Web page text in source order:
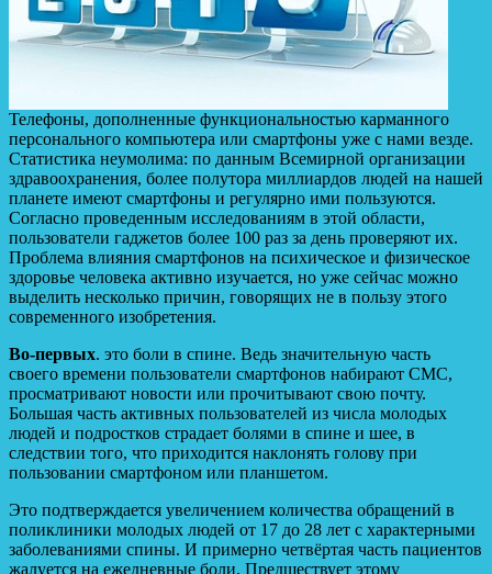
Телефоны, дополненные функциональностью карманного
персонального компьютера или смартфоны уже с нами везде.
Статистика неумолима: по данным Всемирной организации
здравоохранения, более полутора миллиардов людей на нашей
планете имеют смартфоны и регулярно ими пользуются.
Согласно проведенным исследованиям в этой области,
пользователи гаджетов более 100 раз за день проверяют их.
Проблема влияния смартфонов на психическое и физическое
здоровье человека активно изучается, но уже сейчас можно
выделить несколько причин, говорящих не в пользу этого
современного изобретения.
Во-первых. это боли в спине. Ведь значительную часть
своего времени пользователи смартфонов набирают СМС,
просматривают новости или прочитывают свою почту.
Большая часть активных пользователей из числа молодых
людей и подростков страдает болями в спине и шее, в
следствии того, что приходится наклонять голову при
пользовании смартфоном или планшетом.
Это подтверждается увеличением количества обращений в
поликлиники молодых людей от 17 до 28 лет с характерными
заболеваниями спины. И примерно четвёртая часть пациентов
жалуется на ежедневные боли. Предшествует этому